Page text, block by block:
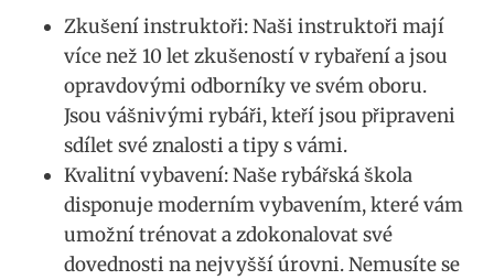
Zkušení instruktoři: Naši instruktoři mají
více než 10 let zkušeností v rybaření a jsou
opravdovými odborníky ve svém oboru.
Jsou vášnivými rybáři, kteří‌ jsou připraveni
sdílet své znalosti a tipy s vámi.
Kvalitní vybavení: Naše rybářská⁣ škola
disponuje⁢ moderním⁤ vybavením, které vám
umožní⁣ trénovat a zdokonalovat své
dovednosti na ⁤nejvyšší úrovni. Nemusíte se